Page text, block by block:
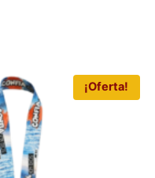
¡Oferta!